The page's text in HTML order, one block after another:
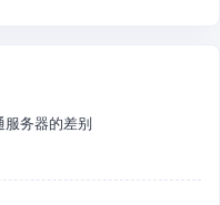
务器的差别